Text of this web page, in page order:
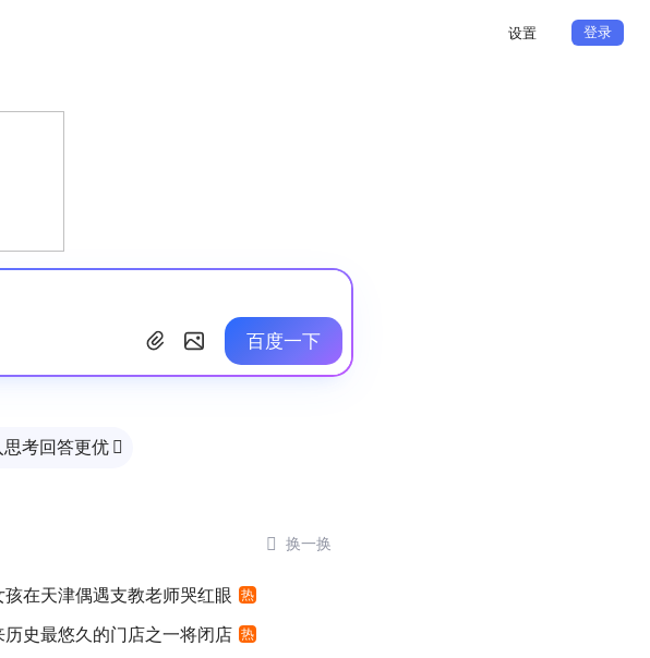
设置 登录
百度一下
考回答更优 
 换一换
孩在天津偶遇支教老师哭红眼 热
历史最悠久的门店之一将闭店 热